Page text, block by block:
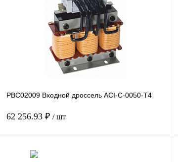
Купить в 1 клик Сравнение
Под заказ
PBC02009 Входной дроссель ACI-C-0050-T4
62 256.93 ₽ / шт